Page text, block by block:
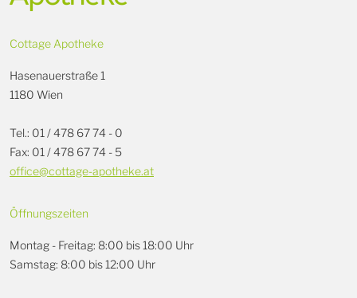
Cottage Apotheke
Hasenauerstraße 1
1180 Wien
Tel.: 01 / 478 67 74 - 0
Fax: 01 / 478 67 74 - 5
office@cottage-apotheke.at
Öffnungszeiten
Montag - Freitag: 8:00 bis 18:00 Uhr
Samstag: 8:00 bis 12:00 Uhr